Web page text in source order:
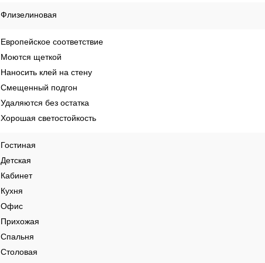
Флизелиновая
Европейское соответствие
Моются щеткой
Наносить клей на стену
Смещенный подгон
Удаляются без остатка
Хорошая светостойкость
Гостиная
Детская
Кабинет
Кухня
Офис
Прихожая
Спальня
Столовая